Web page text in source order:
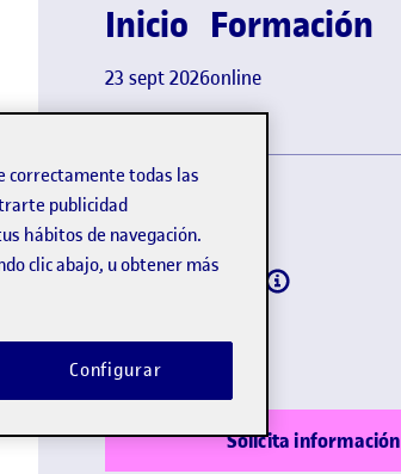
Inicio
23 sept 2026
Formación
online
Idioma:Español
Titulación:Oficial
Solicita información
correctamente todas las
publicidad
hábitos de navegación.
clic abajo, u obtener más
Configurar